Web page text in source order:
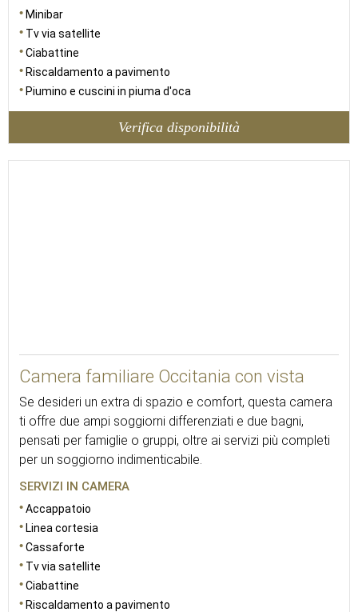
Minibar
Tv via satellite
Ciabattine
Riscaldamento a pavimento
Piumino e cuscini in piuma d'oca
Verifica disponibilità
Camera familiare Occitania con vista
Se desideri un extra di spazio e comfort, questa camera
ti offre due ampi soggiorni differenziati e due bagni,
pensati per famiglie o gruppi, oltre ai servizi più completi
per un soggiorno indimenticabile.
SERVIZI IN CAMERA
Accappatoio
Linea cortesia
Cassaforte
Tv via satellite
Ciabattine
Riscaldamento a pavimento